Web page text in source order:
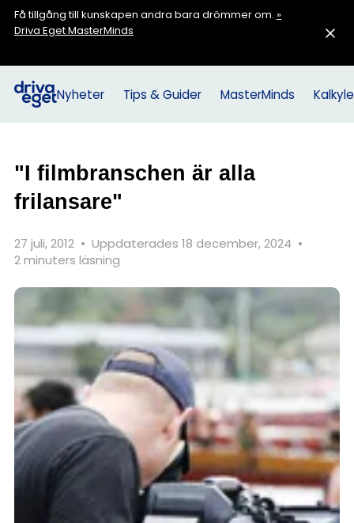
Få tillgång till kunskapen andra bara drömmer om. »
Driva Eget MasterMinds
Nyheter Tips & Guider MasterMinds
"I filmbranschen är alla
frilansare"
27 juli, 2012 • Uppdaterades 18 december, 2024 •
2 minuters läsning